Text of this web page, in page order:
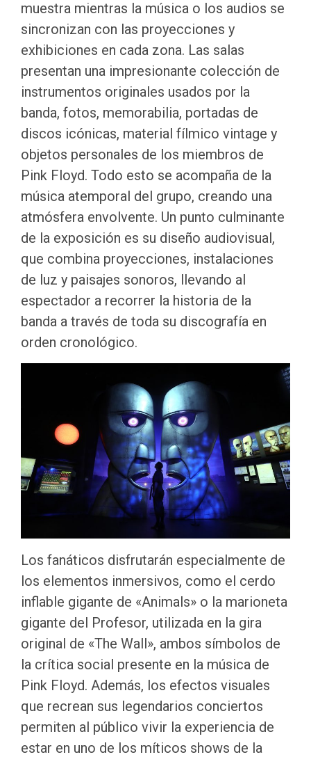
muestra mientras la música o los audios se
sincronizan con las proyecciones y
exhibiciones en cada zona. Las salas
presentan una impresionante colección de
instrumentos originales usados por la
banda, fotos, memorabilia, portadas de
discos icónicas, material fílmico vintage y
objetos personales de los miembros de
Pink Floyd. Todo esto se acompaña de la
música atemporal del grupo, creando una
atmósfera envolvente. Un punto culminante
de la exposición es su diseño audiovisual,
que combina proyecciones, instalaciones
de luz y paisajes sonoros, llevando al
espectador a recorrer la historia de la
banda a través de toda su discografía en
orden cronológico.
Los fanáticos disfrutarán especialmente de
los elementos inmersivos, como el cerdo
inflable gigante de «Animals» o la marioneta
gigante del Profesor, utilizada en la gira
original de «The Wall», ambos símbolos de
la crítica social presente en la música de
Pink Floyd. Además, los efectos visuales
que recrean sus legendarios conciertos
permiten al público vivir la experiencia de
estar en uno de los míticos shows de la